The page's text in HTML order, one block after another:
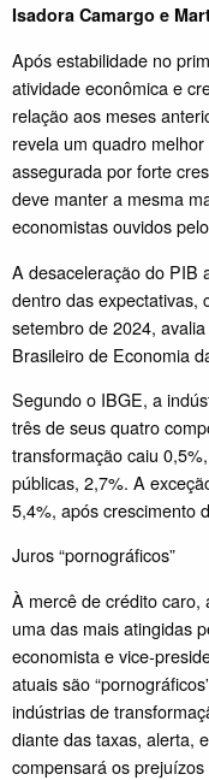
Isadora Camargo e
Após estabilidade no
atividade econômica e
relação aos meses
revela um quadro
assegurada por forte
deve manter a mesma
economistas ouvidos
A desaceleração do PIB
dentro das expectativas,
setembro de 2024,
Brasileiro de Economia
Segundo o IBGE, a
três de seus quatro
transformação caiu
públicas, 2,7%. A
5,4%, após crescimento
Juros “pornográficos”
À mercê de crédito caro,
uma das mais atingidas
economista e vice-
atuais são
indústrias de
diante das taxas, alerta,
compensará os